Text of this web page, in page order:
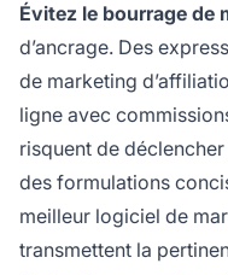
Évitez le bourrage de
d’ancrage. Des
de marketing
ligne avec
risquent de
des formulations
meilleur logiciel de
transmettent la